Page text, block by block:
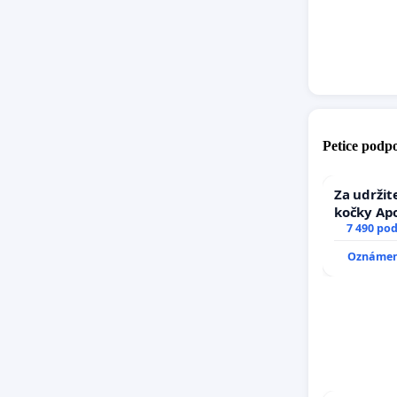
Petice
Za
kočky
7 490